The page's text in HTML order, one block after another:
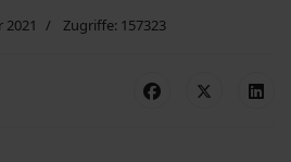
2021 Zugriffe: 157323